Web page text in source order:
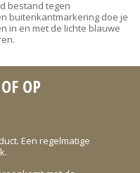
bestand tegen
buitenkantmarkering doe je
in en met de lichte blauwe
OP
Een regelmatige